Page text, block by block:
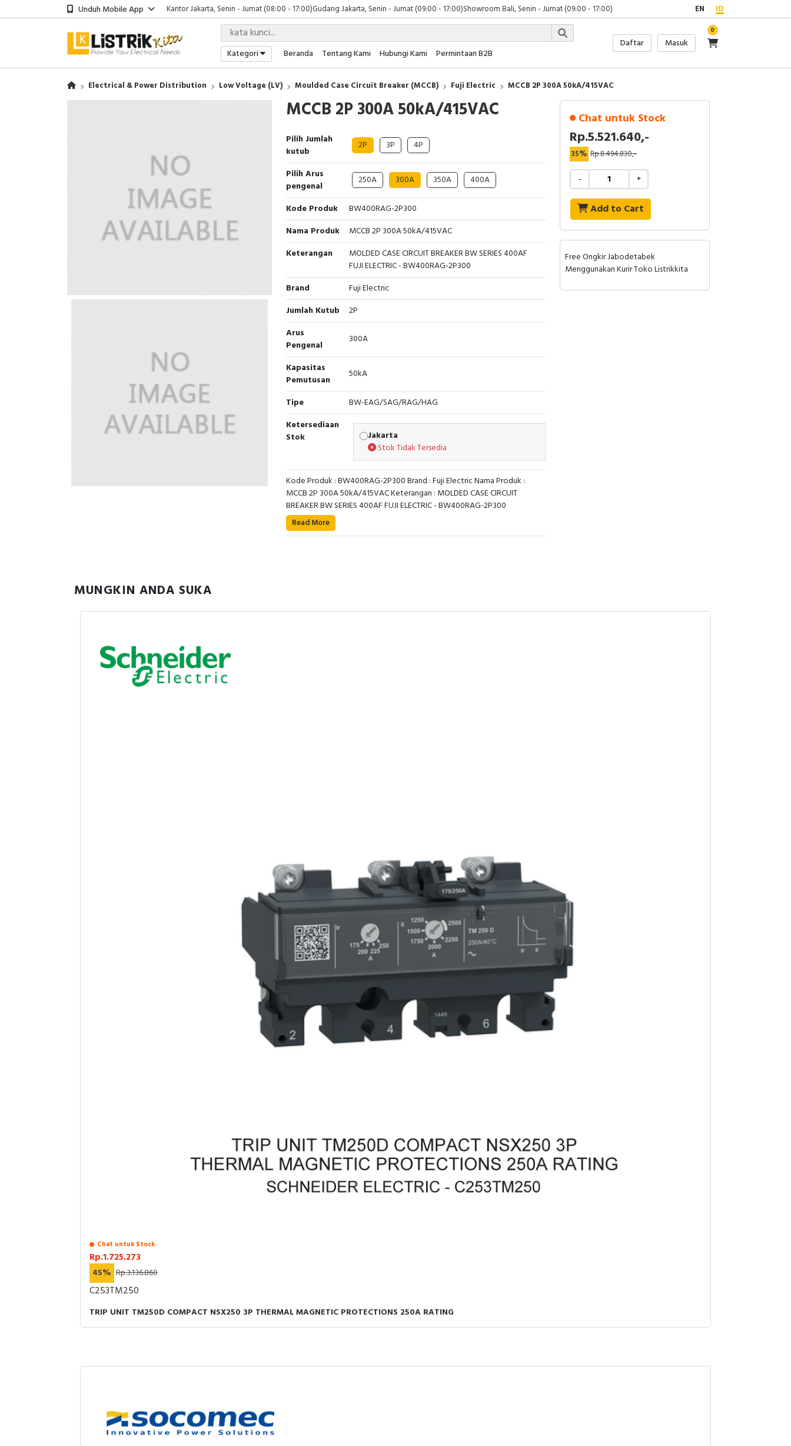
Unduh Mobile App Kantor Jakarta, Senin - Jumat (08:00 - 17:00)Gudang Jakarta, Senin - Jumat (09:00 - 17:00)Showroom Bali, Senin - Jumat (09:00 - 17:00) EN ID
Kategori Beranda Tentang Kami Hubungi Kami Permintaan B2B
Daftar Masuk
0
Electrical & Power Distribution Low Voltage (LV) Moulded Case Circuit Breaker (MCCB) Fuji Electric MCCB 2P 300A 50kA/415VAC
MCCB 2P 300A 50kA/415VAC
Pilih Jumlah
kutub
2P 3P 4P
Pilih Arus
pengenal
250A 300A 350A 400A
Kode Produk
BW400RAG-2P300
Nama Produk
MCCB 2P 300A 50kA/415VAC
Keterangan
MOLDED CASE CIRCUIT BREAKER BW SERIES 400AF
FUJI ELECTRIC - BW400RAG-2P300
Brand
Fuji Electric
Jumlah Kutub
2P
Arus
Pengenal
300A
Kapasitas
Pemutusan
50kA
Tipe
BW-EAG/SAG/RAG/HAG
Ketersediaan
Stok
Jakarta
Stok Tidak Tersedia
Kode Produk : BW400RAG-2P300 Brand : Fuji Electric Nama Produk :
MCCB 2P 300A 50kA/415VAC Keterangan : MOLDED CASE CIRCUIT
BREAKER BW SERIES 400AF FUJI ELECTRIC - BW400RAG-2P300
Read More
Chat untuk Stock
Rp.5.521.640,-
35% Rp.8.494.830,-
- +
Add to Cart
Free Ongkir Jabodetabek
Menggunakan Kurir Toko Listrikkita
MUNGKIN ANDA SUKA
Chat untuk Stock
Rp.1.725.273
45% Rp.3.136.860
C253TM250
TRIP UNIT TM250D COMPACT NSX250 3P THERMAL MAGNETIC PROTECTIONS 250A RATING